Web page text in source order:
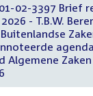
02-3397 Brief
- T.B.W.
Algemene